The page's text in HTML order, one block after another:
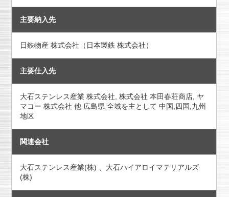
主要納入先
日鉄物産 株式会社（日本製鉄 株式会社）
主要仕入先
大石ステンレス産業 株式会社, 株式会社 本田春荘商店, ヤ
マコー 株式会社 他 広島県 全域を主として 中国,四国,九州
地区
関連会社
大石ステンレス産業(株) 、大石ハイアロイマテリアルズ
(株)